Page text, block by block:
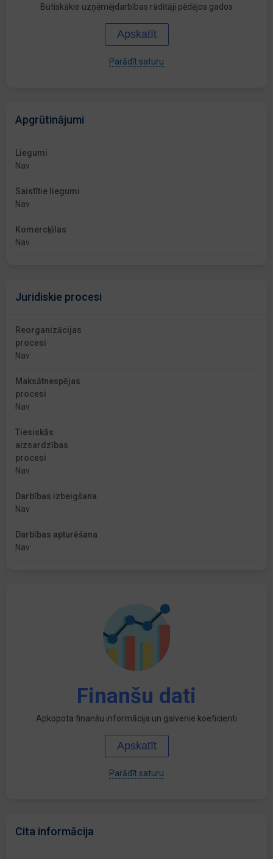
Būtiskākie uzņēmējdarbības rādītāji pēdējos gados
Apskatīt
Parādīt saturu
Apgrūtinājumi
Liegumi
Nav
Saistītie liegumi
Nav
Komercķīlas
Nav
Juridiskie procesi
Reorganizācijas
procesi
Nav
Maksātnespējas
procesi
Nav
Tiesiskās
aizsardzības
procesi
Nav
Darbības izbeigšana
Nav
Darbības apturēšana
Nav
Finanšu dati
Apkopota finanšu informācija un galvenie koeficienti
Apskatīt
Parādīt saturu
Cita informācija